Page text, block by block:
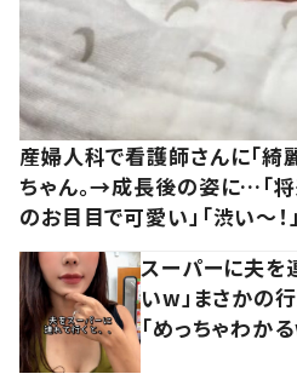
産婦人科で看護師さんに「綺
ちゃん。→成長後の姿に…「将
のお目目で可愛い」「渋い～！」
スーパーに夫を
いw」まさかの行
「めっちゃわか